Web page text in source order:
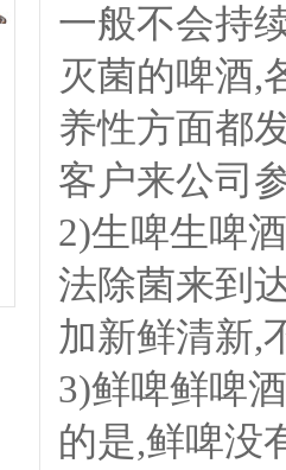
一般不会持
灭菌的啤酒,
养性方面都
客户来公
2)生啤生啤
法除菌来到
加新鲜清新,
3)鲜啤鲜啤
的是,鲜啤没